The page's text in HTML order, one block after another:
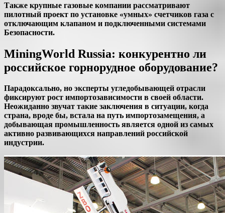
Также крупные газовые компании рассматривают
пилотный проект по установке «умных» счетчиков газа с
отключающим клапаном и подключенными системами
Безопасности.
MiningWorld Russia: конкурентно ли
российское горнорудное оборудование?
Парадоксально, но эксперты угледобывающей отрасли
фиксируют рост импортозависимости в своей области.
Неожиданно звучат такие заключения в ситуации, когда
страна, вроде бы, встала на путь импортозамещения, а
добывающая промышленность является одной из самых
активно развивающихся направлений российской
индустрии.